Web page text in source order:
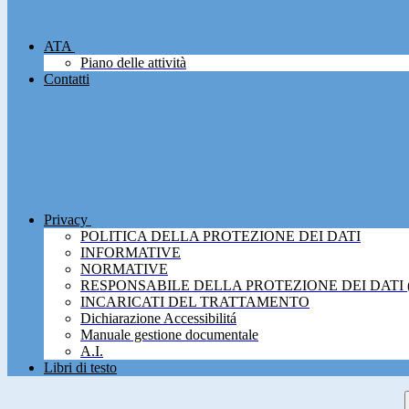
ATA
Piano delle attività
Contatti
Privacy
POLITICA DELLA PROTEZIONE DEI DATI
INFORMATIVE
NORMATIVE
RESPONSABILE DELLA PROTEZIONE DEI DATI
INCARICATI DEL TRATTAMENTO
Dichiarazione Accessibilitá
Manuale gestione documentale
A.I.
Libri di testo